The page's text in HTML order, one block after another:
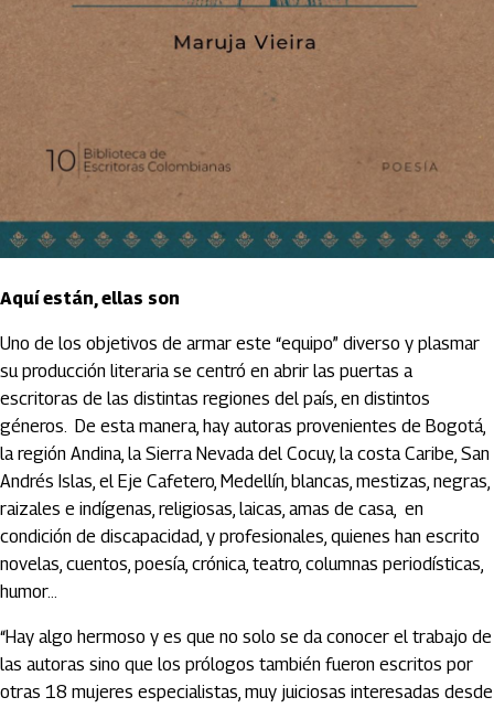
Aquí están, ellas son
Uno de los objetivos de armar este “equipo” diverso y plasmar
su producción literaria se centró en abrir las puertas a
escritoras de las distintas regiones del país, en distintos
géneros. De esta manera, hay autoras provenientes de Bogotá,
la región Andina, la Sierra Nevada del Cocuy, la costa Caribe, San
Andrés Islas, el Eje Cafetero, Medellín, blancas, mestizas, negras,
raizales e indígenas, religiosas, laicas, amas de casa, en
condición de discapacidad, y profesionales, quienes han escrito
novelas, cuentos, poesía, crónica, teatro, columnas periodísticas,
humor…
“Hay algo hermoso y es que no solo se da conocer el trabajo de
las autoras sino que los prólogos también fueron escritos por
otras 18 mujeres especialistas, muy juiciosas interesadas desde